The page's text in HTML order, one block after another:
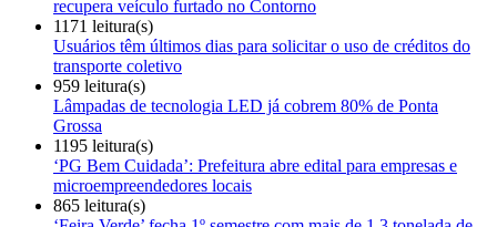
recupera veículo furtado no Contorno
1171 leitura(s)
Usuários têm últimos dias para solicitar o uso de créditos do
transporte coletivo
959 leitura(s)
Lâmpadas de tecnologia LED já cobrem 80% de Ponta
Grossa
1195 leitura(s)
‘PG Bem Cuidada’: Prefeitura abre edital para empresas e
microempreendedores locais
865 leitura(s)